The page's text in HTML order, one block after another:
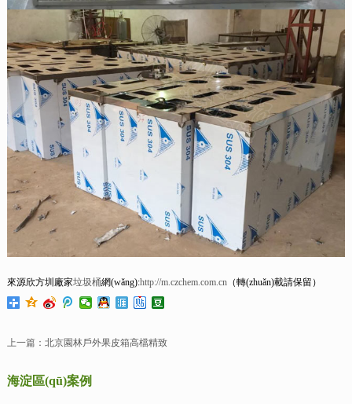
來源欣方圳廠家垃圾桶網(wǎng):http://m.czchem.com.cn（轉(zhuǎn)載請保留）
上一篇： 北京園林戶外果皮箱高檔精致
海淀區(qū)案例